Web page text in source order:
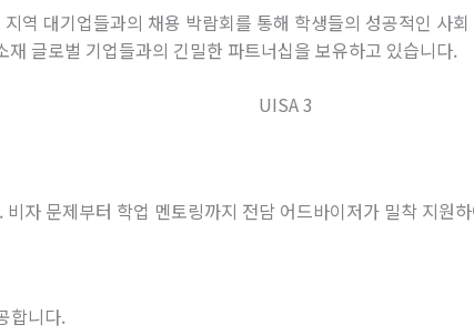
역 대기업들과의 채용 박람회를 통해 학생들의 성공적인 사
재 글로벌 기업들과의 긴밀한 파트너십을 보유하고 있습니다.
. 비자 문제부터 학업 멘토링까지 전담 어드바이저가 밀착 지원
합니다.